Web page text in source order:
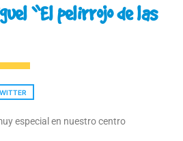
“El pelirrojo de las
especial en nuestro centro